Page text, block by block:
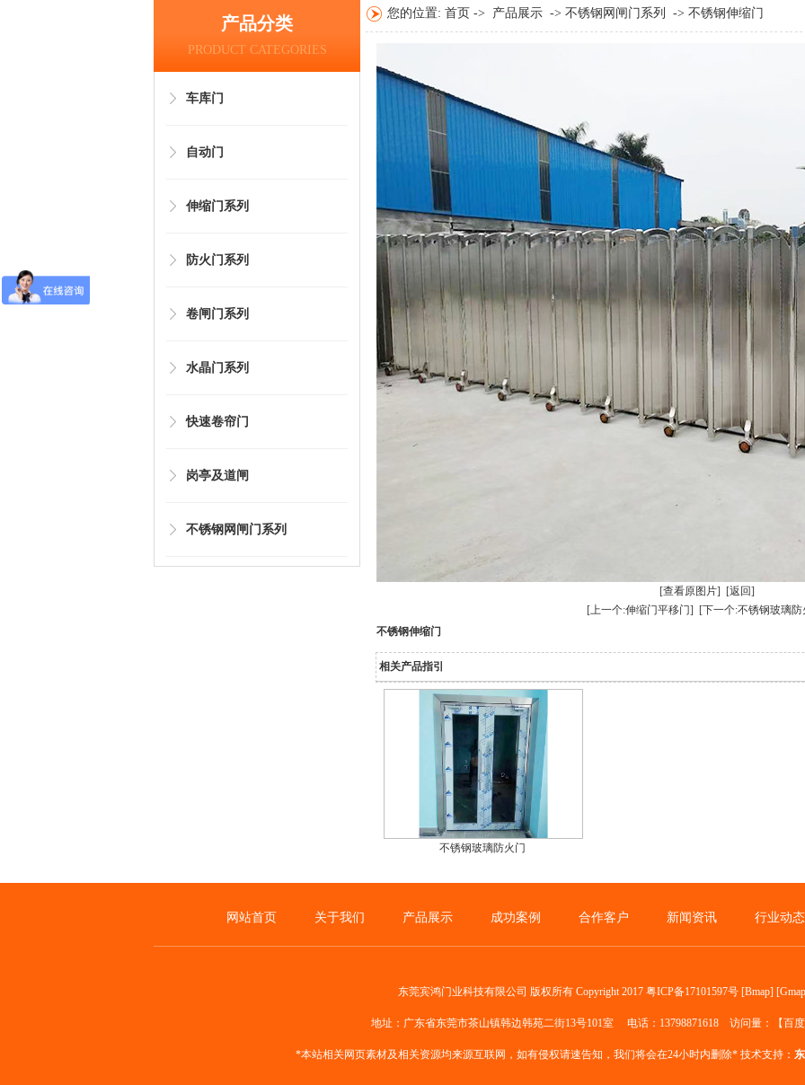
产品分类
PRODUCT CATEGORIES
车库门
自动门
伸缩门系列
防火门系列
卷闸门系列
水晶门系列
快速卷帘门
岗亭及道闸
不锈钢网闸门系列
您的位置: 首页 -> 产品展示-> 不锈钢网闸门系列 -> 不锈钢伸缩门
[查看原图片] [返回]
[上一个:伸缩门平移门] [下一个:不锈钢玻璃防
不锈钢伸缩门
相关产品指引
不锈钢玻璃防火门
网站首页 关于我们 产品展示 成功案例 合作客户 新闻资讯 行业动态
东莞宾鸿门业科技有限公司 版权所有 Copyright 2017 粤ICP备17101597号 [Bmap] [Gmap
地址：广东省东莞市茶山镇韩边韩苑二街13号101室 电话：13798871618 访问量： 【百
*本站相关网页素材及相关资源均来源互联网，如有侵权请速告知，我们将会在24小时内删除* 技术支持：